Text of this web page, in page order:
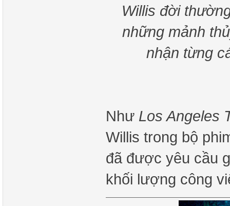
Willis đời
những mảnh
nhận từng
Như Los Angeles
Willis trong bộ
đã được yêu cầu
khối lượng công